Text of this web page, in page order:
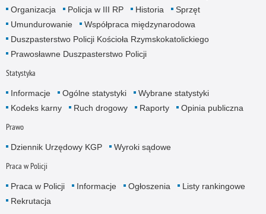
Organizacja
Policja w III RP Historia
Sprzęt
Umundurowanie
Współpraca międzynarodowa
Duszpasterstwo Policji Kościoła Rzymskokatolickiego
Prawosławne Duszpasterstwo Policji
Statystyka
Informacje Ogólne statystyki
Wybrane statystyki
Kodeks karny
Ruch drogowy Raporty Opinia publiczna
Prawo
Dziennik Urzędowy KGP Wyroki sądowe
Praca w Policji
Praca w Policji Informacje Ogłoszenia
Listy rankingowe
Rekrutacja